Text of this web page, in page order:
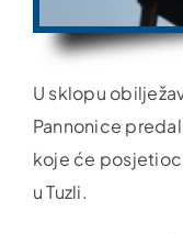
U sklopu
Pannonice
koje će
u Tuzli.